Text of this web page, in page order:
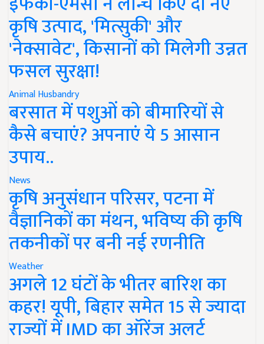
कृषि उत्पाद, 'मित्सुकी' और
'नेक्सावेट', किसानों को मिलेगी उन्नत
फसल सुरक्षा!
Animal Husbandry
बरसात में पशुओं को बीमारियों से
कैसे बचाएं? अपनाएं ये 5 आसान
उपाय..
News
कृषि अनुसंधान परिसर, पटना में
वैज्ञानिकों का मंथन, भविष्य की कृषि
तकनीकों पर बनी नई रणनीति
Weather
अगले 12 घंटों के भीतर बारिश का
कहर! यूपी, बिहार समेत 15 से ज्यादा
राज्यों में IMD का ऑरेंज अलर्ट